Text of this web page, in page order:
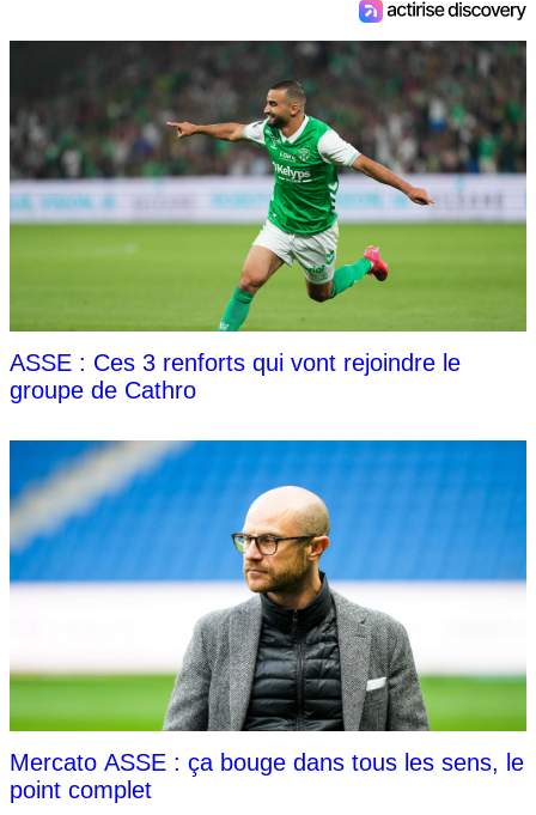
ASSE : Ces 3 renforts qui vont rejoindre le
groupe de Cathro
Mercato ASSE : ça bouge dans tous les sens, le
point complet